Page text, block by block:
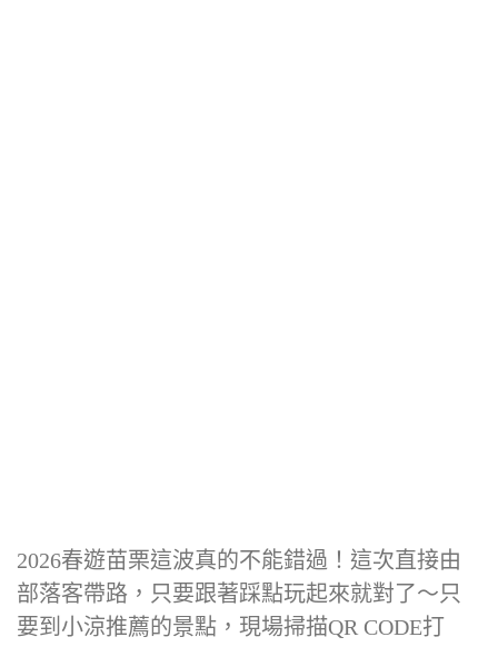
2026春遊苗栗這波真的不能錯過！這次直接由
部落客帶路，只要跟著踩點玩起來就對了～只
要到小涼推薦的景點，現場掃描QR CODE打